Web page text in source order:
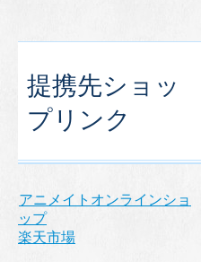
提携先ショッ
プリンク
アニメイトオンラインショ
ップ
楽天市場